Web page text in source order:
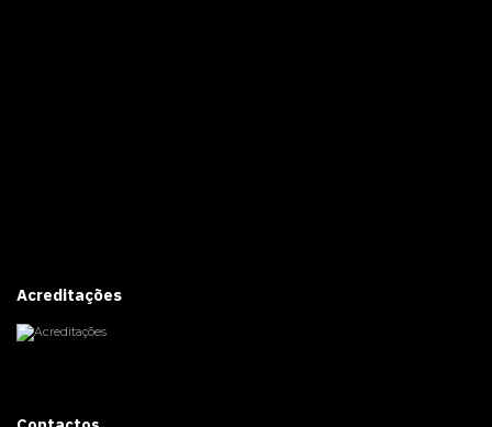
Acreditações